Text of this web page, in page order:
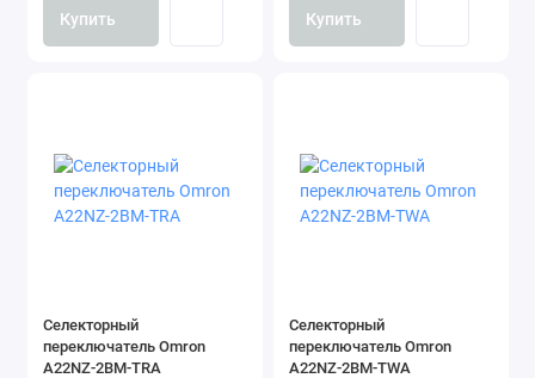
Купить Купить
Селекторный
переключатель Omron
A22NZ-2BM-TRA
Селекторный
переключатель Omron
A22NZ-2BM-TWA